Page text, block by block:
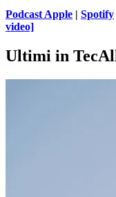
Podcast Apple | Spotify
video]
Ultimi in